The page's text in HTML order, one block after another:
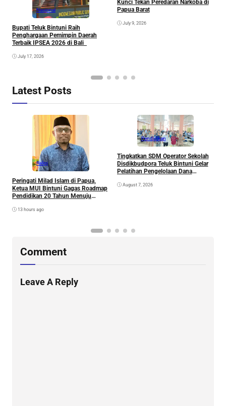
Nasional
Bupati Teluk Bintuni Raih
Penghargaan Pemimpin Daerah
July 17, 2026
Kunci Tekan Peredaran Narkoba di
Papua Barat
July 9, 2026
Latest Posts
Religi
Peringati Milad Islam di Papua,
Ketua MUI Bintuni Gagas Roadmap
Pendidikan 20 Tahun Menuju
13 hours ago
Pendidikan
Tingkatkan SDM Operator Sekolah
Disdikbudpora Teluk Bintuni Gelar
Pelatihan Pengelolaan Dana
August 7, 2026
Comment
Leave A Reply